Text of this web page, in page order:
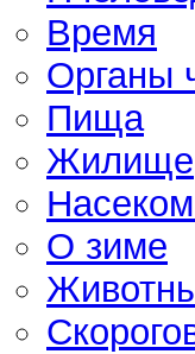
Время
Органы
Пища
Жилище
О зиме